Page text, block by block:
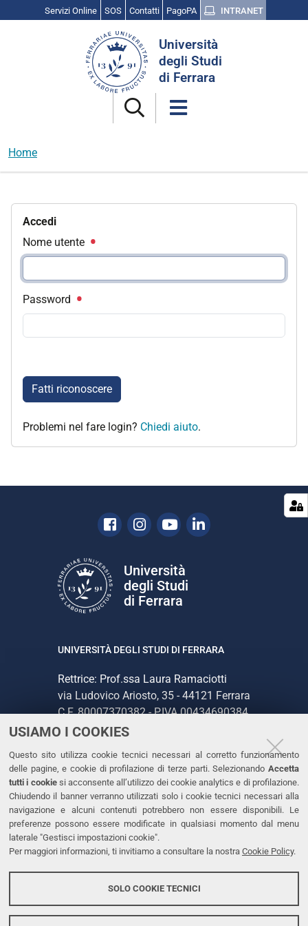
USIAMO I COOKIES
Questo sito utilizza cookie tecnici necessari al corretto funzionamento
delle pagine, e cookie di profilazione di terze parti. Selezionando Accetta
tutti i cookiesi acconsente all’utilizzo dei cookie analytics e di profilazione.
Chiudendo il banner verranno utilizzati solo i cookie tecnici necessari alla
navigazione e alcuni contenuti potrebbero non essere disponibili. Le
preferenze possono essere modificate in qualsiasi momento dal menu
laterale "Gestisci impostazioni cookie".
Per maggiori informazioni, ti invitiamo a consultare la nostra Cookie Policy.
SOLO COOKIE TECNICI
Servizi Online SOS Contatti PagoPA INTRANET
Università
degli Studi
di Ferrara
Home
Accedi
Nome utente
Password
Fatti riconoscere
Problemi nel fare login? Chiedi aiuto.
Facebook
Instagram
YoutubeLinkedin
Università
degli Studi
di Ferrara
UNIVERSITÀ DEGLI STUDI DI FERRARA
Rettrice: Prof.ssa Laura Ramaciotti
via Ludovico Ariosto, 35 - 44121 Ferrara
C.F. 80007370382 - P.IVA 00434690384
CONTATTI
Tel. +39 0532 293111
Fax. +39 0532 293031
PEC
LINKS
Accessibilità
Protezione dati personali